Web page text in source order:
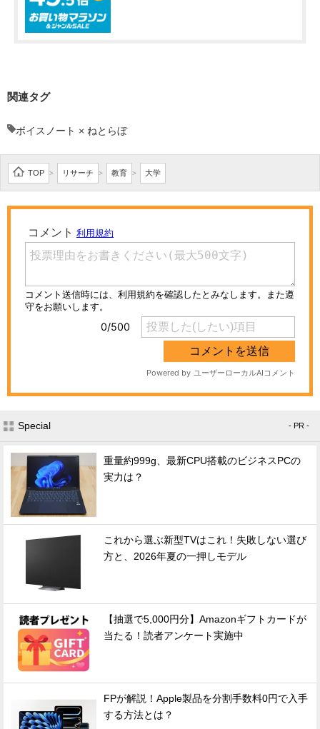
関連タグ
ボイスノート × ねとらぼ
TOP > リサーチ > 教育 > 大学
Special - PR -
重量約999g、最新CPU搭載のビジネスPCの
実力は？
これから選ぶ新型TVはこれ！失敗しない選び
方と、2026年夏の一押しモデル
【抽選で5,000円分】Amazonギフトカードが
当たる！読者アンケート実施中
FPが解説！Apple製品を分割手数料0円で入手
する方法とは？